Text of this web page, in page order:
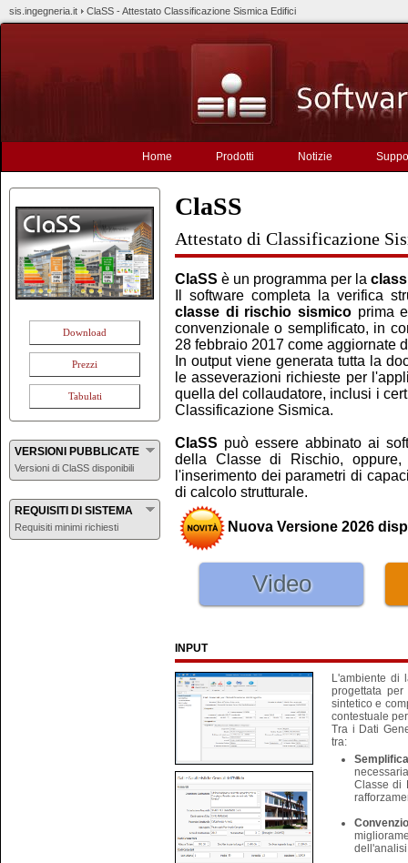
sis.ingegneria.it ClaSS - Attestato Classificazione Sismica Edifici
Home Prodotti Notizie
Download
Prezzi
Tabulati
VERSIONI PUBBLICATE
Versioni di ClaSS disponibili
REQUISITI DI SISTEMA
Requisiti minimi richiesti
ClaSS
Attestato di Classificazione
ClaSS è un programma per la
Il software completa la verifica
classe di rischio sismico prima
convenzionale o semplificato, in
28 febbraio 2017 come aggiornate
In output viene generata tutta la
le asseverazioni richieste per
quella del collaudatore, inclusi i
Classificazione Sismica.
ClaSS può essere abbinato ai
della Classe di Rischio, oppure,
l'inserimento dei parametri di
di calcolo strutturale.
Nuova Versione 2026
Video
INPUT
L'ambiente di
progettata
sintetico e
contestuale
Tra i Dati
tra:
Classe di